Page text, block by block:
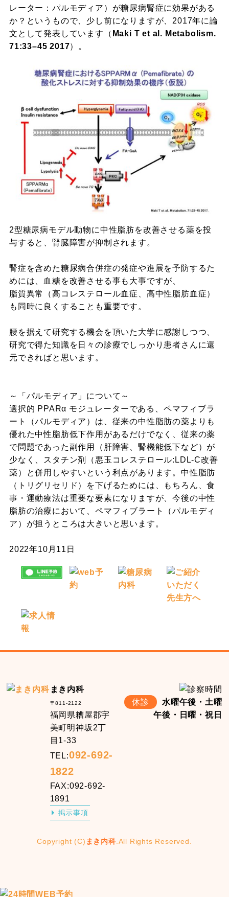
レーター：パルモディア）が糖尿病腎症に効果がある
か？というもので、少し前になりますが、2017年に論
文として発表しています（ Maki T et al. Metabolism.
71:33–45 2017）。
2型糖尿病モデル動物に中性脂肪を改善させる薬を投
与すると、腎臓障害が抑制されます。
腎症を含めた糖尿病合併症の発症や進展を予防するた
めには、血糖を改善させる事も大事ですが、
脂質異常（高コレステロール血症、高中性脂肪血症）
も同時に良くすることも重要です。
腰を据えて研究する機会を頂いた大学に感謝しつつ、
研究で得た知識を日々の診療でしっかり患者さんに還
元できればと思います。
～「パルモディア」について～
選択的 PPARα モジュレーターである、ペマフィブラ
ート（パルモディア）は、従来の中性脂肪の薬よりも
優れた中性脂肪低下作用があるだけでなく、従来の薬
で問題であった副作用（肝障害、腎機能低下など）が
少なく、スタチン剤（悪玉コレステロール:LDL-C改善
薬）と併用しやすいという利点があります。中性脂肪
（トリグリセリド）を下げるためには、もちろん、食
事・運動療法は重要な要素になりますが、今後の中性
脂肪の治療において、ペマフィブラート（パルモディ
ア）が担うところは大きいと思います。
2022年10月11日
まき内科
〒811-2122
福岡県糟屋郡宇
美町明神坂2丁
目1-33
TEL:092-692-
1822
FAX:092-692-
1891
掲示事項
休診
水曜午後・土曜
午後・日曜・祝日
Copyright (C) まき内科 .All Rights Reserved.